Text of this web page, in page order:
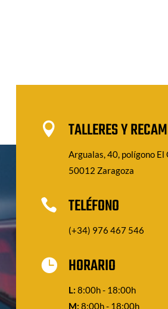
 TALLERES Y
Argualas, 40, polígono El
50012 Zaragoza
 TELÉFONO
(+34) 976 467 546
 HORARIO
L: 8:00h - 18:00h
M: 8:00h - 18:00h